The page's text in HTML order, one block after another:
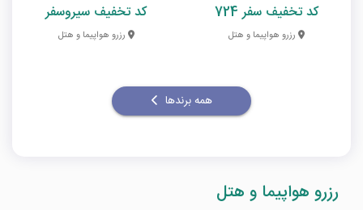
کد تخفیف سفر 724
رزرو هواپیما و هتل
کد تخفیف سیروسفر
رزرو هواپیما و هتل
همه برندها
رزرو هواپیما و هتل